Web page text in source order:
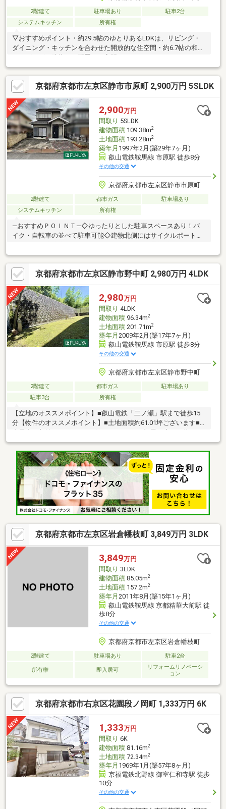
2階建て 駐車場あり
駐車2台
システムキッチン
所有権
▽おすすめポイント・約29.5帖のゆとりあるLDKは、リビング・
ダイニング・キッチンを合わせた開放的な住空間・約6.7帖の和室
も活用可能・約11.2帖・約8.4帖・約7.8帖の3つの洋室を備えたゆ
とりある間取り・2階にはDEN・フリースペースを配置し、書斎や
趣味の空間など多目的に活用可能・1階・2階それぞれにDENを設
けた多用途な間取り・玄関にはシューズインクローゼットを完
備・広々とした庭を備えた戸建て住宅▽ご見学予約「ご内覧予
約」は →【資料請求する】よりお待ちしております
京都府京都市左京区静市市原町 2,900万円 5SLDK
2,900万円
間取り 5SLDK
建物面積109.38m2
土地面積193.28m2
築年月 1997年2月(築29年7ヶ月)
叡山電鉄鞍馬線 市原駅 徒歩8分
その他の交通
京都府京都市左京区静市市原町
2階建て 都市ガス
駐車場あり
システムキッチン
所有権
―おすすめＰＯＩＮＴ―◇ゆったりとした駐車スペースあり！バ
イク・自転車の並べて駐車可能◇建物北側にはサイクルポートも
デッキあり◇洋室の離れがあり、教室や趣味のお部屋としておす
すめです♪◇全居室に収納あり！お部屋を広くお使いいただけま
す■■■■■ 現地見学予約受付中 ■■■■■ご希望があれば周辺物件
もご一緒にご案内可能営業車での送迎も可能です！お気軽にご相
談くださいお問い合わせは［０１２０－５０－２９８２］までお
気軽にご連絡くださいませ。福屋不動産販売 京都北店
京都府京都市左京区静市野中町 2,980万円 4LDK
2,980万円
間取り 4LDK
建物面積96.34m2
土地面積201.71m2
築年月 2009年2月(築17年7ヶ月)
叡山電鉄鞍馬線 市原駅 徒歩8分
その他の交通
京都府京都市左京区静市野中町
2階建て 都市ガス
駐車場あり
駐車3台
所有権
【立地のオススメポイント】■叡山電鉄「二ノ瀬」駅まで徒歩15
分【物件のオススメポイント】■土地面積約61.01坪ございます■
きます■平成21年2月築の物件です現地見学会（事前に必ず予約し
てください）日程／公開中時間／10：00～19：00土日祝は勿論の
事、平日もご内覧頂けます！ご都合の良い日時を頂ければスタッ
フが現地をご案内させていただきます。お電話の際、担当者に内
覧希望物件をお伝えくださいませ！
京都府京都市左京区岩倉幡枝町 3,849万円 3LDK
3,849万円
間取り 3LDK
建物面積85.05m2
土地面積157.2m2
築年月 2011年8月(築15年1ヶ月)
叡山電鉄鞍馬線 京都精華大前駅 徒
歩8分
その他の交通
京都府京都市左京区岩倉幡枝町
2階建て 駐車場あり 駐車2台
所有権 即入居可
リフォームリノベーシ
ョン
京都府京都市右京区花園段ノ岡町 1,333万円 6K
1,333万円
間取り 6K
建物面積81.16m2
土地面積72.34m2
築年月 1969年1月(築57年8ヶ月)
京福電鉄北野線 御室仁和寺駅 徒歩
10分
その他の交通